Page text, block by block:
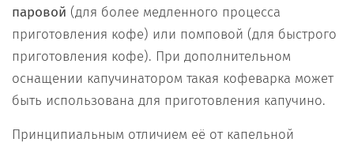
паровой (для более медленного процесса
приготовления кофе) или помповой (для быстрого
приготовления кофе). При дополнительном
оснащении капучинатором такая кофеварка может
быть использована для приготовления капучино.
Принципиальным отличием её от капельной